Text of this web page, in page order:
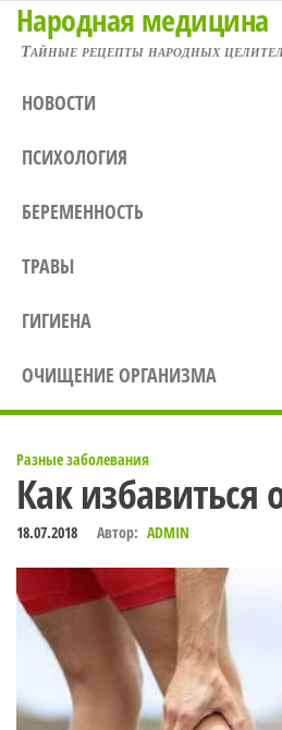
Перейти
Народная медицина
Тайные рецепты народных
НОВОСТИ
ПСИХОЛОГИЯ
БЕРЕМЕННОСТЬ
ТРАВЫ
ГИГИЕНА
ОЧИЩЕНИЕ ОРГАНИЗМА
Разные заболевания
Как избавиться
18.07.2018 Автор: ADMIN